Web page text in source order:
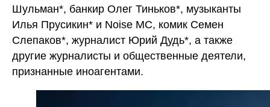
Шульман*, банкир Олег Тиньков*, музыканты
Илья Прусикин* и Noise MC, комик Семен
Слепаков*, журналист Юрий Дудь*, а также
другие журналисты и общественные деятели,
признанные иноагентами.